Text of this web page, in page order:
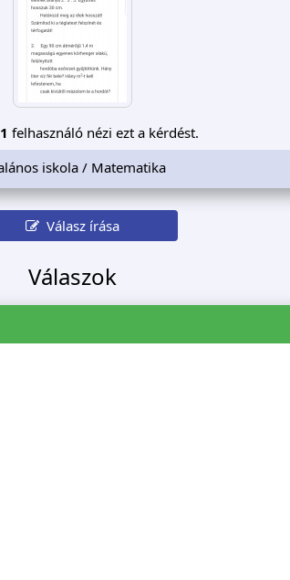
1 felhasználó nézi ezt a kérdést.
iskola / Matematika
Válasz írása
Válaszok